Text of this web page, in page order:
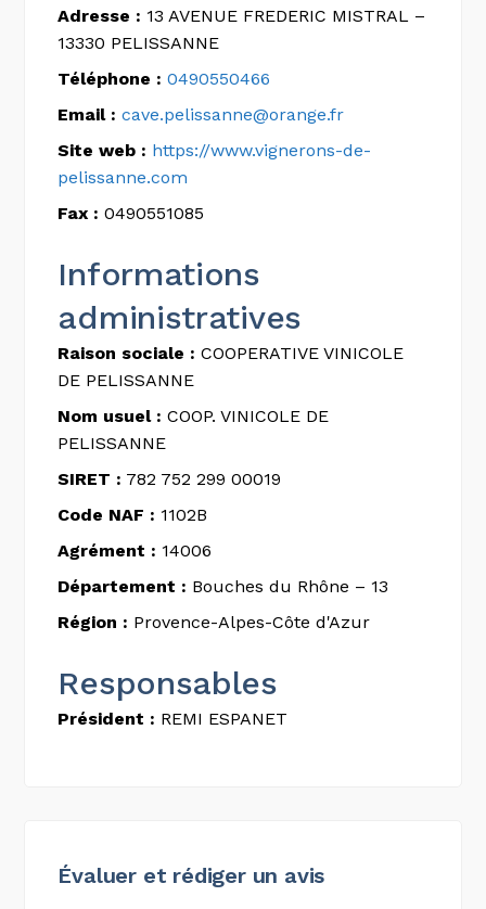
Adresse : 13 AVENUE FREDERIC MISTRAL –
13330 PELISSANNE
Téléphone : 0490550466
Email : cave.pelissanne@orange.fr
Site web : https://www.vignerons-de-
pelissanne.com
Fax : 0490551085
Informations
administratives
Raison sociale : COOPERATIVE VINICOLE
DE PELISSANNE
Nom usuel : COOP. VINICOLE DE
PELISSANNE
SIRET : 782 752 299 00019
Code NAF : 1102B
Agrément : 14006
Département : Bouches du Rhône – 13
Région : Provence-Alpes-Côte d'Azur
Responsables
Président : REMI ESPANET
Évaluer et rédiger un avis